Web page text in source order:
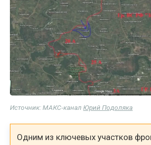
Источник: МАКС-канал Юрий Подоляка
Одним из ключевых участков